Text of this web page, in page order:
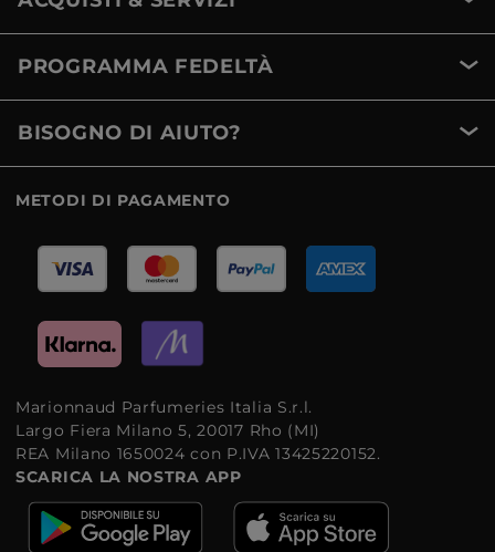
PROGRAMMA FEDELTÀ
BISOGNO DI AIUTO?
METODI DI PAGAMENTO
Marionnaud Parfumeries Italia S.r.l.
Largo Fiera Milano 5, 20017 Rho (MI)
REA Milano 1650024 con P.IVA 13425220152.
SCARICA LA NOSTRA APP